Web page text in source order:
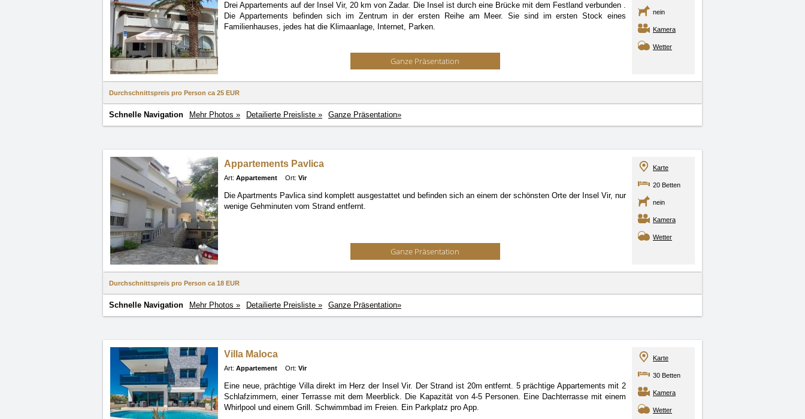
Drei Appartements auf der Insel Vir, 20 km von Zadar. Die Insel ist durch eine Brücke mit dem Festland verbunden .
Die Appartements befinden sich im Zentrum in der ersten Reihe am Meer. Sie sind im ersten Stock eines
Familienhauses, jedes hat die Klimaanlage, Internet, Parken.
Ganze Präsentation
nein
Kamera
Wetter
Durchschnittspreis pro Person ca 25 EUR
Schnelle Navigation Mehr Photos » Detailierte Preisliste » Ganze Präsentation»
Appartements Pavlica
Art: Appartement Ort: Vir
Die Apartments Pavlica sind komplett ausgestattet und befinden sich an einem der schönsten Orte der Insel Vir, nur
wenige Gehminuten vom Strand entfernt.
Ganze Präsentation
Karte
20 Betten
nein
Kamera
Wetter
Durchschnittspreis pro Person ca 18 EUR
Schnelle Navigation Mehr Photos » Detailierte Preisliste » Ganze Präsentation»
Villa Maloca
Art: Appartement Ort: Vir
Eine neue, prächtige Villa direkt im Herz der Insel Vir. Der Strand ist 20m entfernt. 5 prächtige Appartementsmit 2
Schlafzimmern, einer Terrasse mit dem Meerblick. Die Kapazität von 4-5 Personen. Eine Dachterrasse mit einem
Whirlpool und einem Grill. Schwimmbad im Freien. Ein Parkplatz pro App.
Karte
30 Betten
Kamera
Wetter